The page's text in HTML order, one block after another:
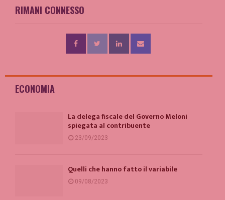
RIMANI CONNESSO
ECONOMIA
La delega fiscale del Governo Meloni
spiegata al contribuente
23/09/2023
Quelli che hanno fatto il variabile
09/08/2023